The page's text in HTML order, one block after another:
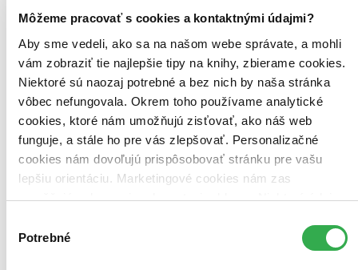
Môžeme pracovať s cookies a kontaktnými údajmi?
Aby sme vedeli, ako sa na našom webe správate, a mohli
vám zobraziť tie najlepšie tipy na knihy, zbierame cookies.
Niektoré sú naozaj potrebné a bez nich by naša stránka
vôbec nefungovala. Okrem toho používame analytické
cookies, ktoré nám umožňujú zisťovať, ako náš web
funguje, a stále ho pre vás zlepšovať. Personalizačné
cookies nám dovoľujú prispôsobovať stránku pre vašu
lepšiu orientáciu. Marketingové cookies nám zas
umožňujú zobrazenie relevantnej reklamy. Niektoré údaje
keby sme mohli používať všetky tieto cookies. Ďakujeme!
súhlasu
Potrebné
Najvyššia zľava
Použité filtre
Zrušiť filtre
Účinkuje Colleen Dewhurst